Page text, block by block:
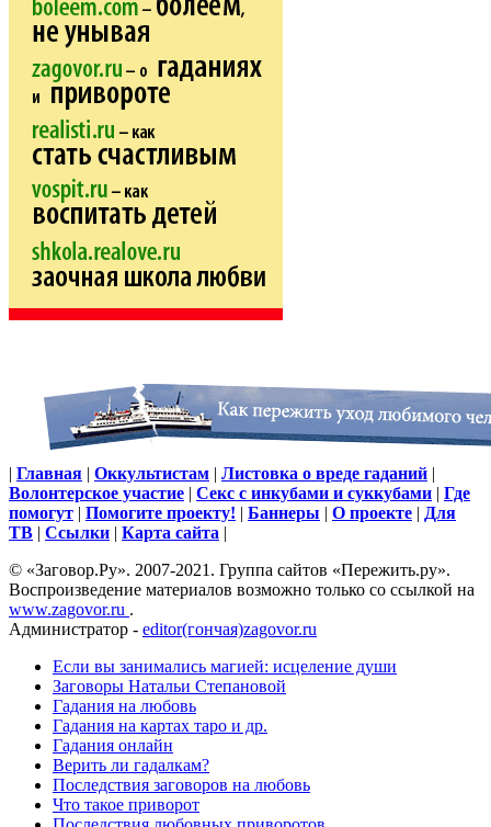
| Главная | Оккультистам | Листовка о вреде гаданий |
Волонтерское участие | Секс с инкубами и суккубами | Где
помогут | Помогите проекту! | Баннеры | О проекте | Для
ТВ | Ссылки | Карта сайта |
© «Заговор.Ру». 2007-2021. Группа сайтов «Пережить.ру».
Воспроизведение материалов возможно только со ссылкой на
www.zagovor.ru .
Администратор - editor(гончая)zagovor.ru
Если вы занимались магией: исцеление души
Заговоры Натальи Степановой
Гадания на любовь
Гадания на картах таро и др.
Гадания онлайн
Верить ли гадалкам?
Последствия заговоров на любовь
Что такое приворот